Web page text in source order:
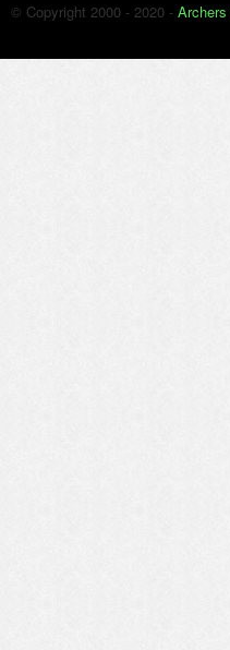
© Copyright 2000 - 2020 -